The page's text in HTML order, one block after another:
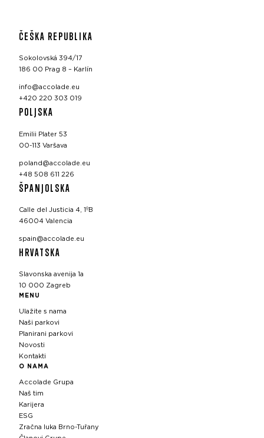
ČEŠKA REPUBLIKA
Sokolovská 394/17
186 00 Prag 8 – Karlín
info@accolade.eu
+420 220 303 019
POLJSKA
Emilii Plater 53
00-113 Varšava
poland@accolade.eu
+48 508 611 226
ŠPANJOLSKA
Calle del Justicia 4, 1ºB
46004 Valencia
spain@accolade.eu
HRVATSKA
Slavonska avenija 1a
10 000 Zagreb
MENU
Ulažite s nama
Naši parkovi
Planirani parkovi
Novosti
Kontakti
O NAMA
Accolade Grupa
Naš tim
Karijera
ESG
Zračna luka Brno-Tuřany